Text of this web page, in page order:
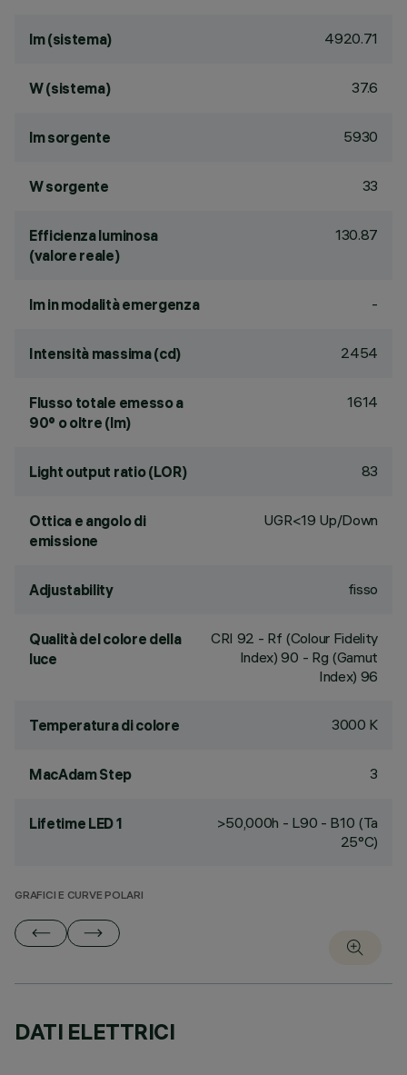
lm (sistema) 4920.71
W (sistema) 37.6
lm sorgente 5930
W sorgente 33
Efficienza luminosa
(valore reale)
130.87
lm in modalità emergenza -
Intensità massima (cd) 2454
Flusso totale emesso a
90° o oltre (lm)
1614
Light output ratio (LOR) 83
Ottica e angolo di
emissione
UGR<19 Up/Down
Adjustability fisso
Qualità del colore della
luce
CRI 92 - Rf (Colour Fidelity
Index) 90 - Rg (Gamut
Index) 96
Temperatura di colore 3000 K
MacAdam Step 3
Lifetime LED 1
>50,000h - L90 - B10 (Ta
25°C)
GRAFICI E CURVE POLARI
DATI ELETTRICI